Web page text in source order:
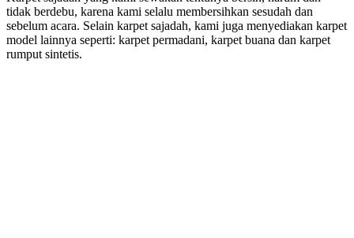
tidak berdebu, karena kami selalu membersihkan sesudah dan
sebelum acara. Selain karpet sajadah, kami juga menyediakan karpet
model lainnya seperti: karpet permadani, karpet buana dan karpet
rumput sintetis.